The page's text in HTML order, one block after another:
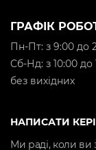
ГРАФІК
Пн-Пт: з 9:00 до
Cб-Нд: з 10:00 до
без вихідних
НАПИСАТИ
Ми раді, коли ви